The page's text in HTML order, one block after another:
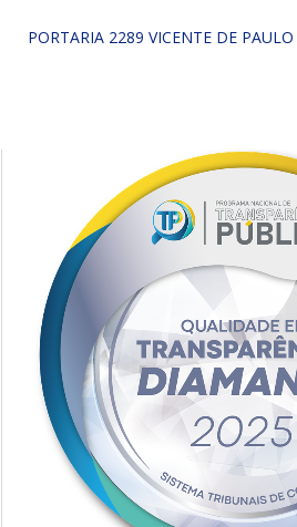
PORTARIA 2289 VICENTE DE PAULO